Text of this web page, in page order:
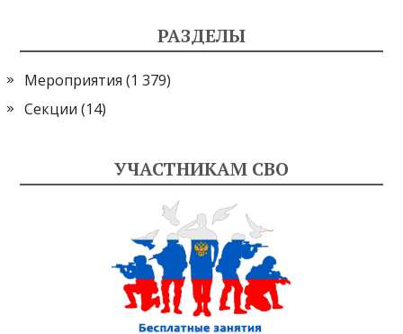
РАЗДЕЛЫ
Мероприятия (1 379)
Секции (14)
УЧАСТНИКАМ СВО